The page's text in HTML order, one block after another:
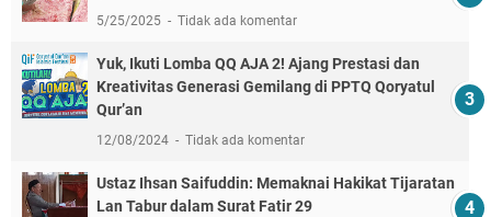
5/25/2025 Tidak ada komentar
Yuk, Ikuti Lomba QQ AJA 2! Ajang Prestasi dan
Kreativitas Generasi Gemilang di PPTQ Qoryatul
Qur’an
12/08/2024 Tidak ada komentar
Ustaz Ihsan Saifuddin: Memaknai Hakikat Tijaratan
Lan Tabur dalam Surat Fatir 29